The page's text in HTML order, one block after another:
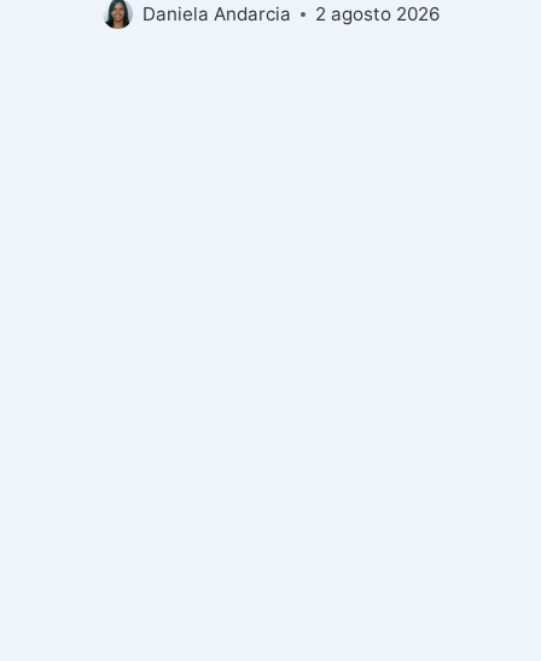
Daniela Andarcia 2 agosto 2026